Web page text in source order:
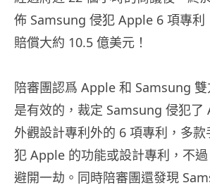
佈 Samsung 侵犯 Apple 6 項專
賠償大約 10.5 億美元！
陪審團認爲 Apple 和 Samsung
是有效的，裁定 Samsung 侵犯了
外觀設計專利外的 6 項專利，多
犯 Apple 的功能或設計專利，不
避開一劫。同時陪審團還發現